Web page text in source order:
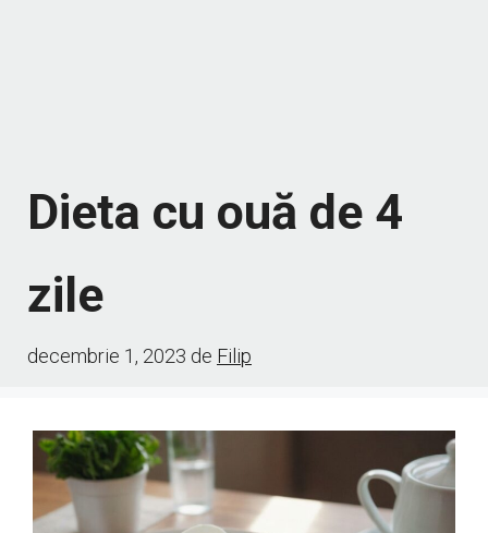
Dieta cu ouă de 4
zile
decembrie 1, 2023 de Filip